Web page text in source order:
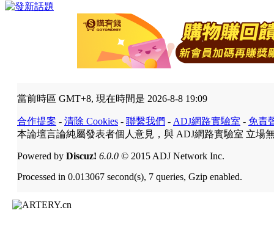
當前時區 GMT+8, 現在時間是 2026-8-8 19:09
合作提案 - 清除 Cookies - 聯繫我們 - ADJ網路實驗室 - 免責
本論壇言論純屬發表者個人意見，與 ADJ網路實驗室 立場
Powered by Discuz! 6.0.0 © 2015 ADJ Network Inc.
Processed in 0.013067 second(s), 7 queries, Gzip enabled.